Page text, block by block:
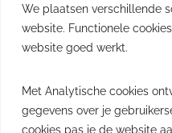
We plaatsen verschillende
website. Functionele
website goed werkt.
Met Analytische cookies
gegevens over je
cookies pas je de website
Job plaatsen
Gratis wekelijkse
inzichten uit de Belgische